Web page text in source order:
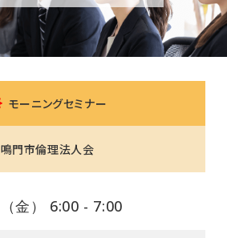
モーニングセミナー
鳴門市倫理法人会
（金） 6:00 - 7:00